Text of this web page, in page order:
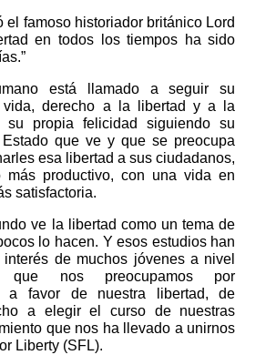
el famoso historiador británico Lord
en todos los tiempos ha sido
está llamado a seguir su
derecho a la libertad y a la
su propia felicidad siguiendo su
que ve y que se preocupa
esa libertad a sus ciudadanos,
más productivo, con una vida en
satisfactoria.
ve la libertad como un tema de
lo hacen. Y esos estudios han
de muchos jóvenes a nivel
que nos preocupamos por
a favor de nuestra libertad, de
a elegir el curso de nuestras
que nos ha llevado a unirnos
Liberty (SFL).